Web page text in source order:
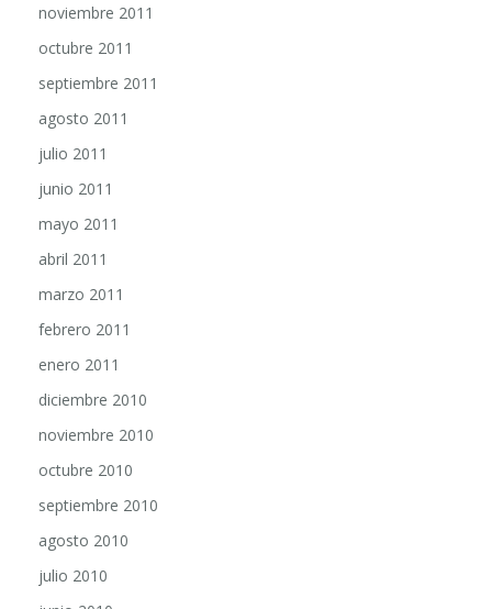
octubre 2011
septiembre 2011
agosto 2011
julio 2011
junio 2011
mayo 2011
abril 2011
marzo 2011
febrero 2011
enero 2011
diciembre 2010
noviembre 2010
octubre 2010
septiembre 2010
agosto 2010
julio 2010
junio 2010